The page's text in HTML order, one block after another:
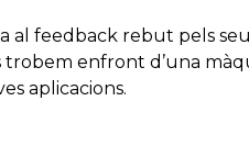
al feedback rebut pels
trobem enfront d’una
aplicacions.